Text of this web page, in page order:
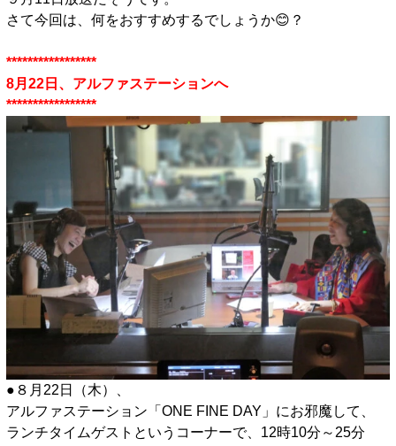
さて今回は、何をおすすめするでしょうか😊？
*****************
8月22日、アルファステーションへ
*****************
●８月22日（木）、
アルファステーション「ONE FINE DAY」にお邪魔して、
ランチタイムゲストというコーナーで、12時10分～25分